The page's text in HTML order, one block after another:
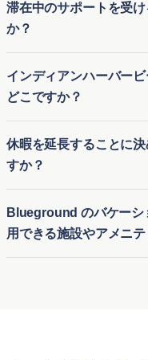
レンタルにおける最小滞
柔軟性を提供します。
は、長期休暇オプショ
で、滞在中は自宅のよ
Blueground の柔軟な予
期滞在のバランスを求
滞在中のサポートを受
か？
サポートを提供してい
は、Blueground アプリ
にサポートチームにご
いサポートチームが、
いできるようにいたしま
インディアンハーバー
どこですか？
ンシングアイランドと
してください。ランシ
ルを提供する独占的な
色とボート活動への簡
シーとエレガンスを求
シアは家族向けに理想
休暇を延長することに
すか？
ーバービーチ の当社の
いただける柔軟性をご
長をリクエストするか
Blueground のバケーシ
用できる施設やアメニ